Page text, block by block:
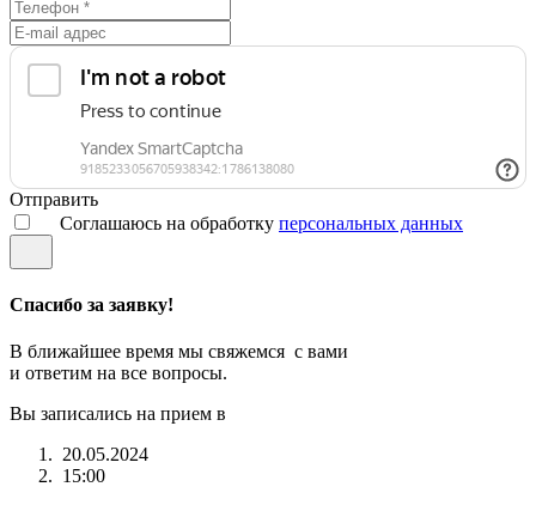
Отправить
Соглашаюсь на обработку персональных данных
Спасибо за заявку!
В ближайшее время мы свяжемся с вами
и ответим на все вопросы.
Вы записались на прием в
20.05.2024
15:00